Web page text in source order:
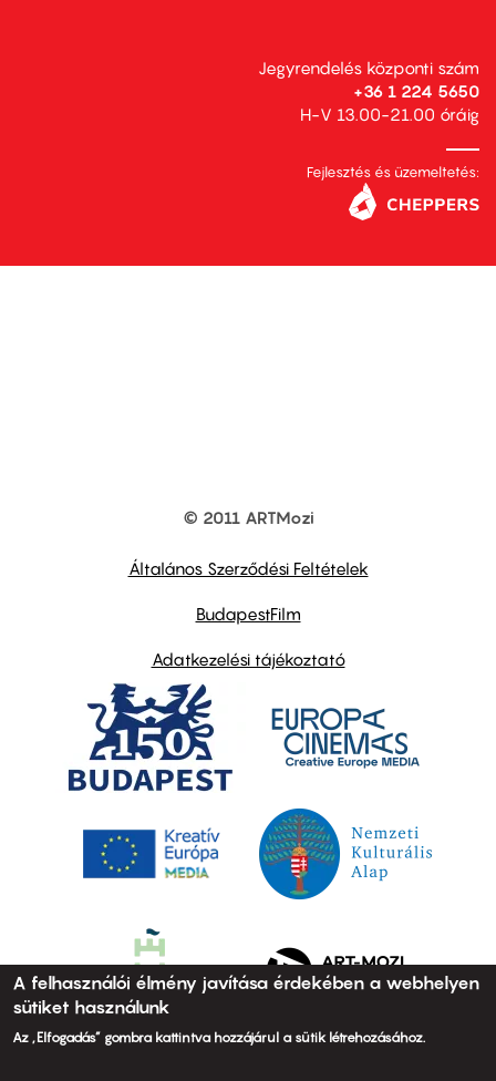
Jegyrendelés központi szám
+36 1 224 5650
H-V 13.00-21.00 óráig
Fejlesztés és üzemeltetés:
© 2011 ARTMozi
Általános Szerződési Feltételek
BudapestFilm
Adatkezelési tájékoztató
A felhasználói élmény javítása érdekében a webhelyen
sütiket használunk
Az „Elfogadás” gombra kattintva hozzájárul a sütik létrehozásához.